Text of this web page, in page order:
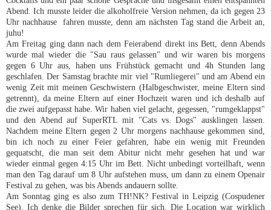
Abend. Ich musste leider die alkoholfreie Version nehmen, da ich gegen 23
Uhr nachhause fahren musste, denn am nächsten Tag stand die Arbeit an,
juhu!
Am Freitag ging dann nach dem Feierabend direkt ins Bett, denn Abends
wurde mal wieder die "Sau raus gelassen" und wir waren bis morgens
gegen 6 Uhr aus, haben uns Frühstück gemacht und 4h Stunden lang
geschlafen. Der Samstag brachte mir viel "Rumliegerei" und am Abend ein
wenig Zeit mit meinen Geschwistern (Halbgeschwister, meine Eltern sind
getrennt), da meine Eltern auf einer Hochzeit waren und ich deshalb auf
die zwei aufgepasst habe. Wir haben viel gelacht, gegessen, "rumgeklappst"
und den Abend auf SuperRTL mit "Cats vs. Dogs" ausklingen lassen.
Nachdem meine Eltern gegen 2 Uhr morgens nachhause gekommen sind,
bin ich noch zu einer Feier gefahren, habe ein wenig mit Freunden
gequatscht, die man seit dem Abitur nicht mehr gesehen hat und war
wieder einmal gegen 4:15 Uhr im Bett. Nicht unbedingt vorteilhaft, wenn
man den Tag darauf um 8 Uhr aufstehen muss, um dann zu einem Openair
Festival zu gehen, was bis Abends andauern sollte.
Am Sonntag ging es also zum TH!NK? Festival in Leipzig (Cospudener
See). Ich denke die Bilder sprechen für sich. Die Location war wirklich